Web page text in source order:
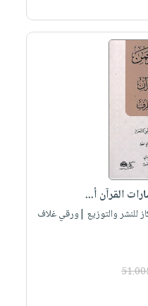
القرآن أ...
للنشر والتوزيع |ورقي غلاف